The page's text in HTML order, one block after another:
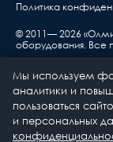
Политика
© 2011— 2026
оборудования.
Мы используем
аналитики и
пользоваться
и персональных